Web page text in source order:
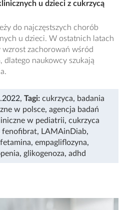
u dzieci z cukrzycą
do najczęstszych chorób
u dzieci. W ostatnich latach
zachorowań wśród
naukowcy szukają
, Tagi: cukrzyca, badania
w polsce, agencja badań
w pediatrii, cukrzyca
fenofibrat, LAMAinDiab,
, empagliflozyna,
, glikogenoza, adhd